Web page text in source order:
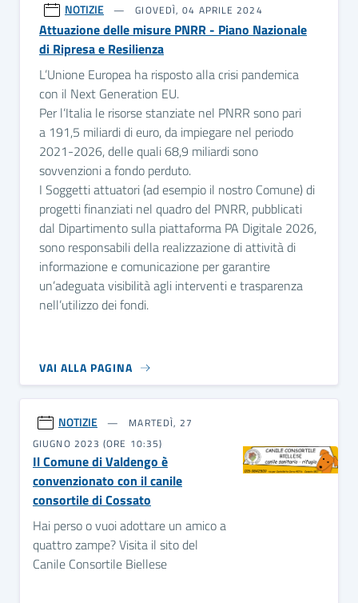
NOTIZIE GIOVEDÌ, 04 APRILE 2024
Attuazione delle misure PNRR - Piano Nazionale
di Ripresa e Resilienza
L’Unione Europea ha risposto alla crisi pandemica
con il Next Generation EU.
Per l’Italia le risorse stanziate nel PNRR sono pari
a 191,5 miliardi di euro, da impiegare nel periodo
2021-2026, delle quali 68,9 miliardi sono
sovvenzioni a fondo perduto.
I Soggetti attuatori (ad esempio il nostro Comune) di
progetti finanziati nel quadro del PNRR, pubblicati
dal Dipartimento sulla piattaforma PA Digitale 2026,
sono responsabili della realizzazione di attività di
informazione e comunicazione per garantire
un’adeguata visibilità agli interventi e trasparenza
nell’utilizzo dei fondi.
VAI ALLA PAGINA
NOTIZIE
MARTEDÌ, 27
GIUGNO 2023 (ORE 10:35)
Il Comune di Valdengo è
convenzionato con il canile
consortile di Cossato
Hai perso o vuoi adottare un amico a
quattro zampe? Visita il sito del
Canile Consortile Biellese